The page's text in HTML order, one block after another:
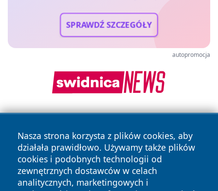
SPRAWDŹ SZCZEGÓŁY
autopromocja
Nasza strona korzysta z plików cookies, aby
działała prawidłowo. Używamy także plików
cookies i podobnych technologii od
zewnętrznych dostawców w celach
analitycznych, marketingowych i
Copyright © 2026 naszkedzierzyn.pl Wszystkie prawa
zastrzeżone.